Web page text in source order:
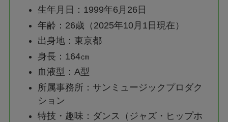
生年月日：1999年6月26日
年齢：26歳（2025年10月1日現在）
出身地：東京都
身長：164㎝
血液型：A型
所属事務所：サンミュージックプロダク
ション
特技・趣味：ダンス（ジャズ・ヒップホ